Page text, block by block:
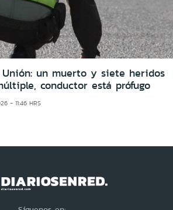
Unión: un muerto y siete heridos
conductor está prófugo
- 11:46 HRS